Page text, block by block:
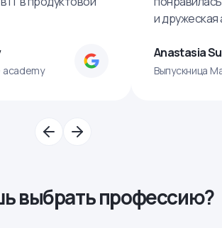
academy
и
Anastasia
Выпускница
выбрать профессию?